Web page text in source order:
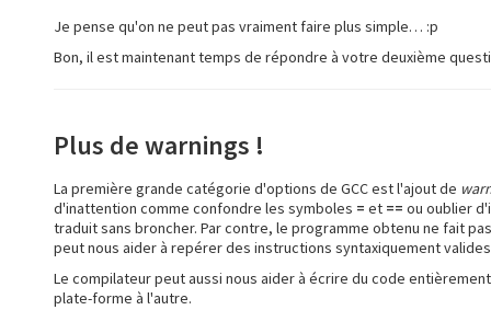
Je pense qu'on ne peut pas vraiment faire plus simple… :p
Bon, il est maintenant temps de répondre à votre deuxième
Plus de warnings !
La première grande catégorie d'options de GCC est l'ajout de
d'inattention comme confondre les symboles = et == ou oublier
traduit sans broncher. Par contre, le programme obtenu ne fait
peut nous aider à repérer des instructions syntaxiquement
Le compilateur peut aussi nous aider à écrire du code
plate-forme à l'autre.